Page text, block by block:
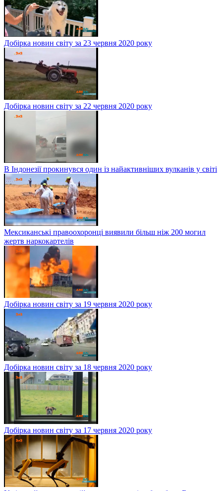
Добірка новин світу за 23 червня 2020 року
Добірка новин світу за 22 червня 2020 року
В Індонезії прокинувся один із найактивніших вулканів у світі
Мексиканські правоохоронці виявили більш ніж 200 могил
жертв наркокартелів
Добірка новин світу за 19 червня 2020 року
Добірка новин світу за 18 червня 2020 року
Добірка новин світу за 17 червня 2020 року